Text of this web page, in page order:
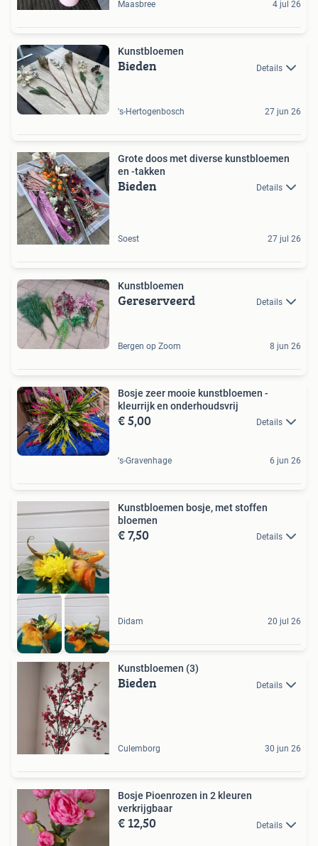
Maasbree 4 jul 26
Kunstbloemen
Bieden Details
's-Hertogenbosch 27 jun 26
Grote doos met diverse kunstbloemen
en -takken
Bieden Details
Soest 27 jul 26
Kunstbloemen
Gereserveerd Details
Bergen op Zoom 8 jun 26
Bosje zeer mooie kunstbloemen -
kleurrijk en onderhoudsvrij
€ 5,00 Details
's-Gravenhage 6 jun 26
Kunstbloemen bosje, met stoffen
bloemen
€ 7,50 Details
Didam 20 jul 26
Kunstbloemen (3)
Bieden Details
Culemborg 30 jun 26
Bosje Pioenrozen in 2 kleuren
verkrijgbaar
€ 12,50 Details